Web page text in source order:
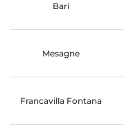
Bari
Mesagne
Francavilla Fontana